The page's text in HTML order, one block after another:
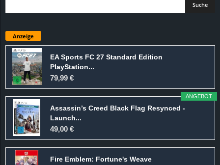
Anzeige
EA Sports FC 27 Standard Edition
PlayStation...
79,99 €
ANGEBOT
Assassin’s Creed Black Flag Resynced -
Launch...
49,00 €
Fire Emblem: Fortune's Weave